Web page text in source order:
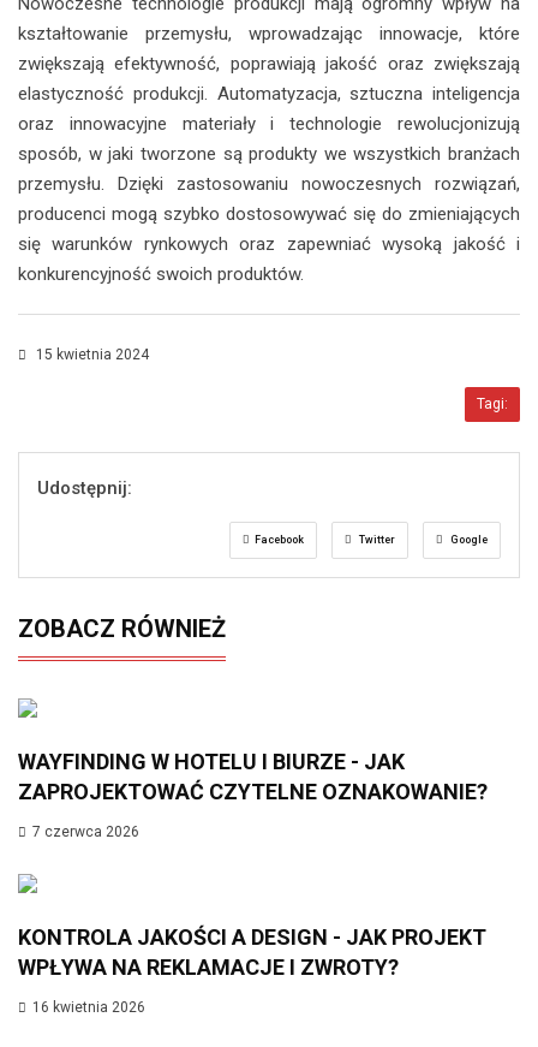
kształtowanie przemysłu, wprowadzając innowacje, które
zwiększają efektywność, poprawiają jakość oraz zwiększają
elastyczność produkcji. Automatyzacja, sztuczna inteligencja
oraz innowacyjne materiały i technologie rewolucjonizują
sposób, w jaki tworzone są produkty we wszystkich branżach
przemysłu. Dzięki zastosowaniu nowoczesnych rozwiązań,
producenci mogą szybko dostosowywać się do zmieniających
się warunków rynkowych oraz zapewniać wysoką jakość i
konkurencyjność swoich produktów.
15 kwietnia 2024
Tagi:
Udostępnij:
Facebook Twitter Google
ZOBACZ RÓWNIEŻ
WAYFINDING W HOTELU I BIURZE - JAK
ZAPROJEKTOWAĆ CZYTELNE OZNAKOWANIE?
7 czerwca 2026
KONTROLA JAKOŚCI A DESIGN - JAK PROJEKT
WPŁYWA NA REKLAMACJE I ZWROTY?
16 kwietnia 2026